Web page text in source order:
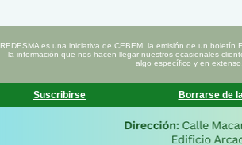
REDESMA es una iniciativa de CEBEM, la emisión de un
la información que nos hacen llegar nuestros ocasionales
algo específico y en
Suscribirse Borrarse de